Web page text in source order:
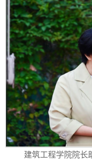
建筑工程学院院长